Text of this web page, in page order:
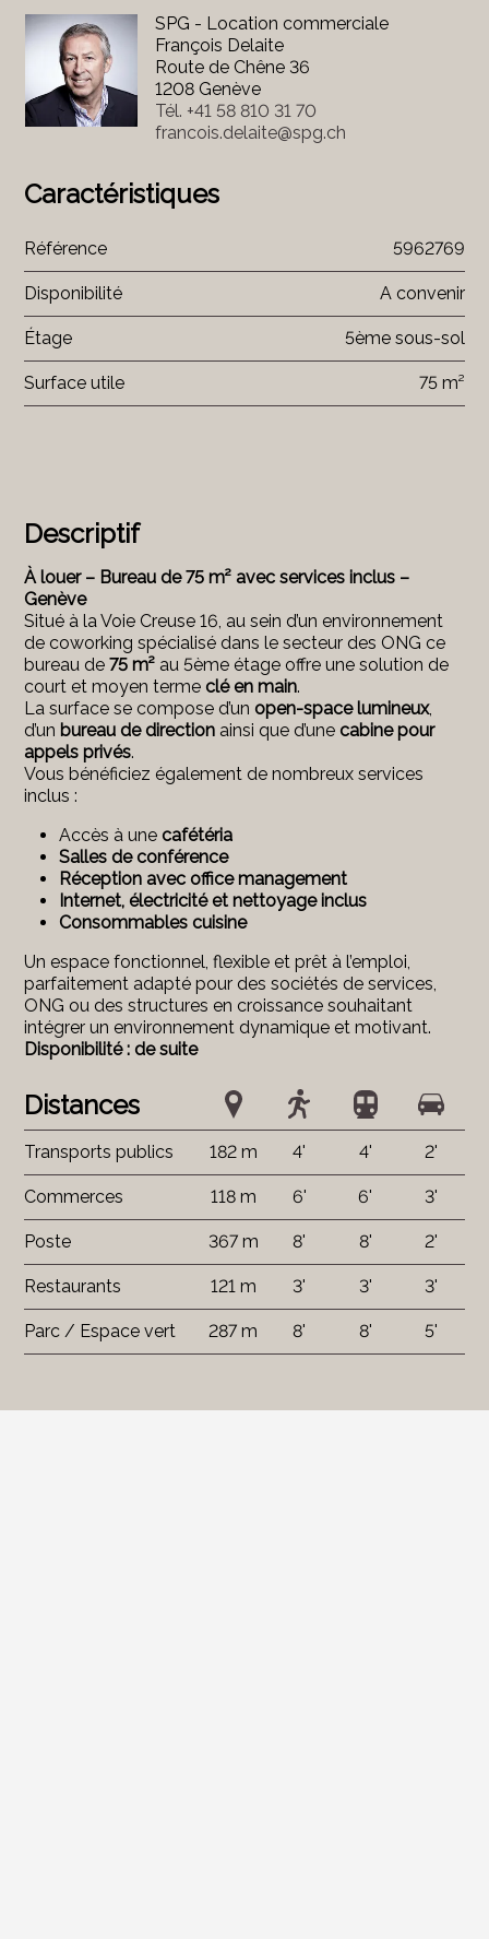
Descriptif
À louer – Bureau de 75 m² avec services inclus –
Genève
Situé à la Voie Creuse 16, au sein d’un environnement
de coworking spécialisé dans le secteur des ONG ce
bureau de75 m² au 5ème étage offre une solution de
court et moyen terme clé en main.
La surface se compose d’unopen-space lumineux,
d’un bureau de direction ainsi que d’une cabine pour
appels privés.
Vous bénéficiez également de nombreux services
inclus :
Accès à une cafétéria
Salles de conférence
Réception avec office management
Internet, électricité et nettoyage inclus
Consommables cuisine
Un espace fonctionnel, flexible et prêt à l’emploi,
parfaitement adapté pour des sociétés de services,
ONG ou des structures en croissance souhaitant
intégrer un environnement dynamique et motivant.
Disponibilité : de suite
Distances
Transports publics 182 m 4' 4' 2'
Commerces 118 m 6' 6' 3'
Poste 367 m 8' 8' 2'
Restaurants 121 m 3' 3' 3'
Parc / Espace vert 287 m 8' 8' 5'
SPG - Location commerciale
François Delaite
Route de Chêne 36
1208 Genève
Tél. +41 58 810 31 70
francois.delaite@spg.ch
Caractéristiques
Référence 5962769
Disponibilité A convenir
Étage 5ème sous-sol
Surface utile 75 m²